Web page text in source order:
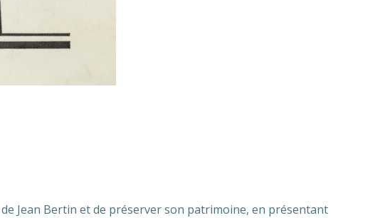
Jean Bertin et de préserver son patrimoine, en présentant